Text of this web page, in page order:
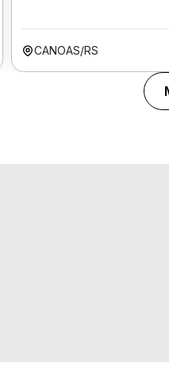
CANOAS/RS